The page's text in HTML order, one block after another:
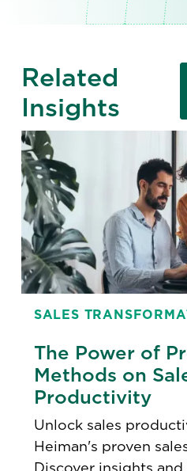
Related
Insights
SALES
The Power of
Methods on
Productivity
Unlock sales
Heiman's proven
Discover insights